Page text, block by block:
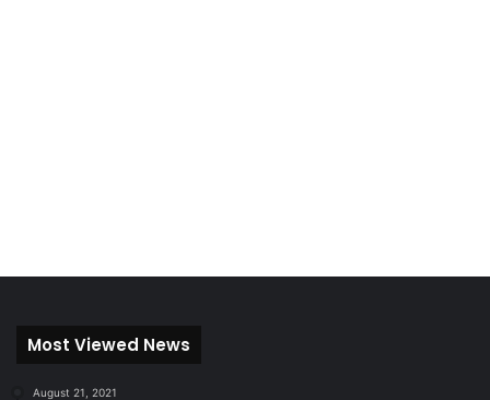
Most Viewed News
August 21, 2021